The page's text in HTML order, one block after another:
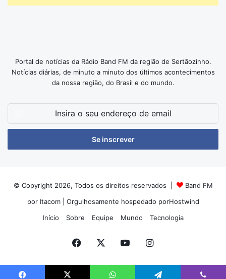
Portal de notícias da Rádio Band FM da região de Sertãozinho.
Notícias diárias, de minuto a minuto dos últimos acontecimentos
da nossa região, do Brasil e do mundo.
seu
de
© Copyright 2026, Todos os direitos reservados |
Band FM
por Itacom| Orgulhosamente hospedado porHostwind
Início
Sobre Equipe Mundo Tecnologia
Facebook YouTubeInstagram